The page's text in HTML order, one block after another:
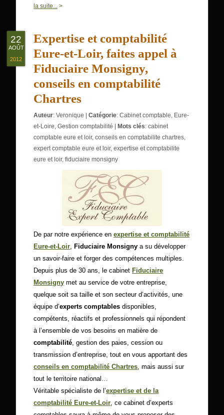
la suite... >
Expertise et comptabilité
Eure-et-Loir, faites appel à
Fiduciaire Monsigny,
conseils en comptabilité
Chartres
Auteur:Veronique |Catégorie:Cabinet comptable, Eure-
et-Loire,Gestion comptabilité Mots clés:cabinet
comptable eure et loir,conseils en comptabilite chartres,
expert comptable eure et loir,expertise et comptabilite
eure et loir,fiduciaire monsigny
De par notre expérience enexpertise et comptabilité
Eure-et-Loir, Fiduciaire Monsigny a su développer
un savoir-faire et forger des compétences multiples.
Depuis plus de 30 ans, le cabinet Fiduciaire
Monsigny met au service de votre entreprise,
quelque soit sa taille et son secteur d’activités, une
équipe d’experts comptables disponibles,
compétents, réactifs et professionnels qui répondent
à l’ensemble de vos besoins en matière de
comptabilité, gestion des paies, cession ou
transmission d’entreprise, tout en vous apportant des
conseils en comptabilité Chartres, mais aussi sur
tout le territoire national…
Véritable spécialiste de l’expertise et de la
comptabilité Eure-et-Loir, ce cabinet d’experts
22
AOÛT
2012